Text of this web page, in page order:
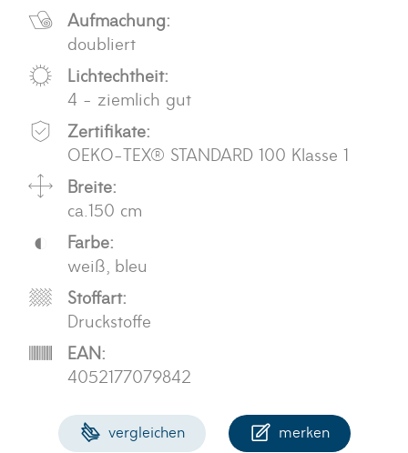
Aufmachung:
doubliert
Lichtechtheit:
4 - ziemlich gut
Zertifikate:
OEKO-TEX® STANDARD 100 Klasse 1
Breite:
ca.150 cm
Farbe:
weiß, bleu
Stoffart:
Druckstoffe
EAN:
4052177079842
vergleichen merken